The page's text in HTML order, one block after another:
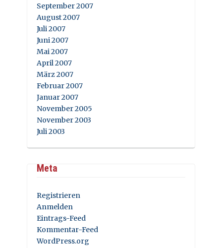
September 2007
August 2007
Juli 2007
Juni 2007
Mai 2007
April 2007
März 2007
Februar 2007
Januar 2007
November 2005
November 2003
Juli 2003
Meta
Registrieren
Anmelden
Eintrags-Feed
Kommentar-Feed
WordPress.org